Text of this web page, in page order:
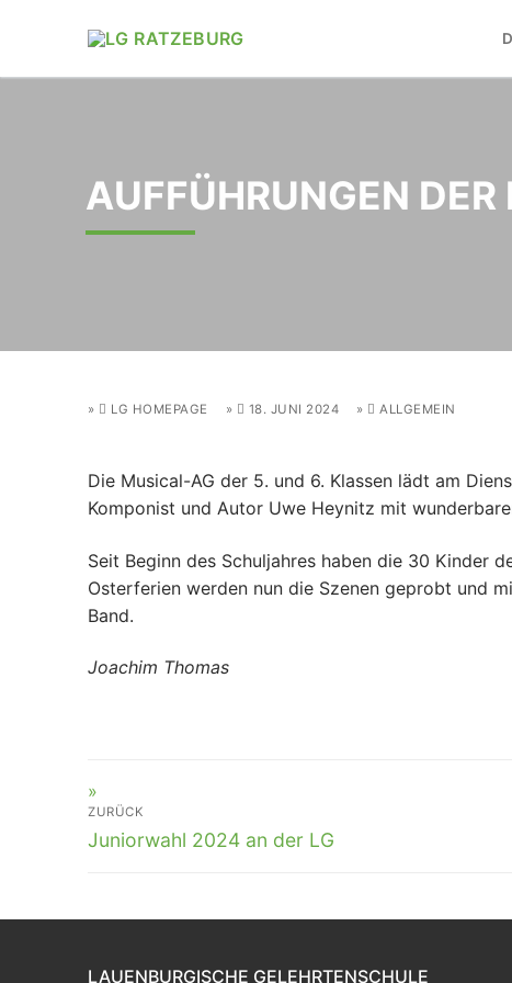
AUFFÜHRUNGEN
LG HOMEPAGE 18. JUNI 2024 ALLGEMEIN
Die Musical-AG der 5. und 6. Klassen lädt am
Komponist und Autor Uwe Heynitz mit
Seit Beginn des Schuljahres haben die 30 Kinder
Osterferien werden nun die Szenen geprobt und
Band.
Joachim Thomas
ZURÜCK
Vorheriger
Juniorwahl 2024 an der LG
LAUENBURGISCHE GELEHRTENSCHULE